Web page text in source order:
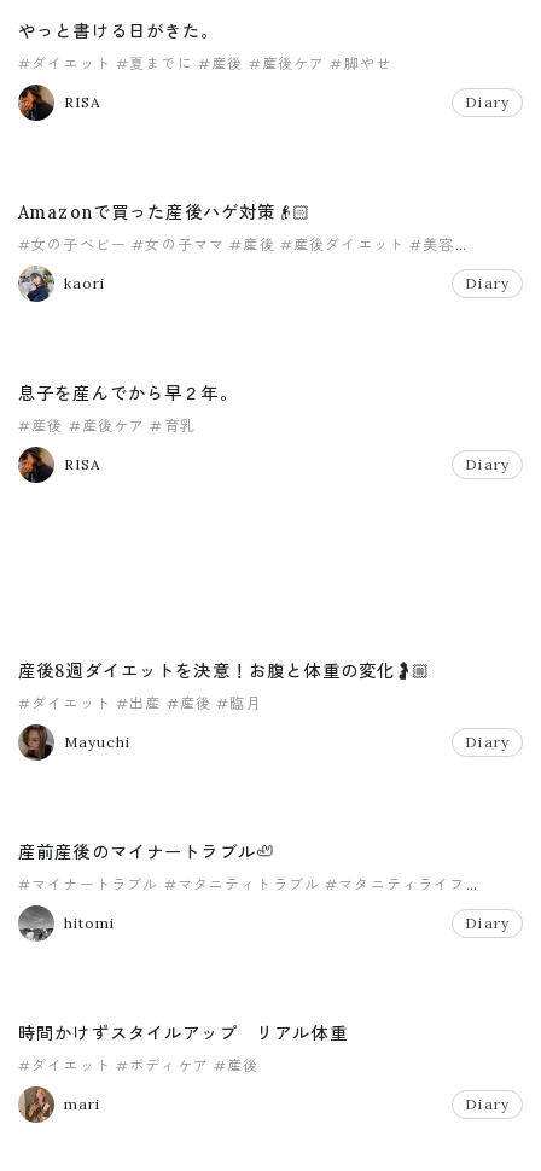
やっと書ける日がきた。
#ダイエット #夏までに #産後 #産後ケア #脚やせ
RISA Diary
Amazonで買った産後ハゲ対策👴🏻
#女の子ベビー #女の子ママ #産後 #産後ダイエット #美容
#赤ちゃんのいる生活
kaori
Diary
息子を産んでから早２年。
#産後 #産後ケア #育乳
RISA Diary
産後8週ダイエットを決意！お腹と体重の変化🤰🏼
#ダイエット #出産 #産後 #臨月
Mayuchi Diary
産前産後のマイナートラブル🦥
#マイナートラブル #マタニティトラブル #マタニティライフ
#今年29
hitomi
Diary
時間かけずスタイルアップ リアル体重
#ダイエット #ボディケア #産後
mari Diary